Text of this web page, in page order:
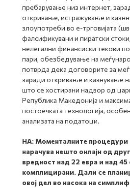
пребарување низ интернет,
откривање, истражување и
злоупотреби во е-трговијата
фалсификувани и пиратски
нелегални финансиски текови
пари, обезбедување на
потврда дека договорите за
заради откривање и казнување
што се хостирани надвор од
Република Македонија и
постоечката технологија,
анализата на податоци.
НА: Моменталните процедури
нарачува нешто онлајн од
вредност над 22 евра и над 45
комплицирани. Дали се
овој дел во насока на